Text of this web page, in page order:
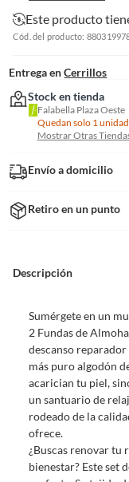
Este producto
Cód. del producto:
Entrega en Cerrillos
Stock en tienda
Falabella Plaza Oeste
Quedan solo 1
Mostrar Otras
Envío a domicilio
Retiro en un punto
Descripción
Sumérgete en un
2 Fundas de
descanso
más puro algodón
acarician tu piel,
un santuario de
rodeado de la
ofrece.
¿Buscas renovar tu
bienestar? Este set